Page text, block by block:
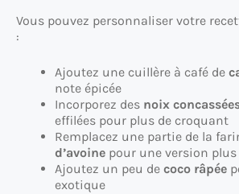
Vous pouvez personnaliser votre
:
Ajoutez une cuillère à café de
note épicée
Incorporez des noix
effilées pour plus de croquant
Remplacez une partie de la
d’avoine pour une version
Ajoutez un peu de coco râpée
exotique